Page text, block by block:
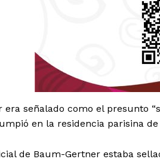
Del
era señalado como el presunto
en la residencia parisina
de Baum-Gertner estaba